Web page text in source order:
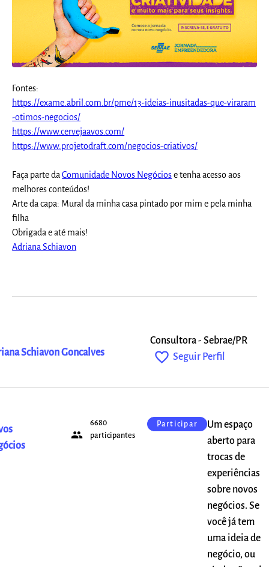
Fontes:
https://exame.abril.com.br/pme/13-ideias-inusitadas-que-viraram
-otimos-negocios/
https://www.cervejaavos.com/
https://www.projetodraft.com/negocios-criativos/
Faça parte daComunidade Novos Negóciose tenha acesso aos
melhores conteúdos!
Arte da capa: Mural da minha casa pintado por mim e pela minha
filha
Obrigada e até mais!
Adriana Schiavon
Schiavon Goncalves
Consultora - Sebrae/PR
favorite_outline Seguir Perfil
people
6680
participantes
Participar
Um espaço
aberto para
trocas de
experiências
sobre novos
negócios. Se
você já tem
uma ideia de
negócio, ou